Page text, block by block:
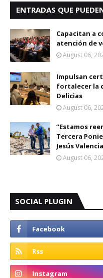
ENTRADAS QUE
Capacitan a
atención de
August 06,
Impulsan
fortalecer la
Delicias
August 06,
“Estamos
Tercera
Jesús
August 06,
SOCIAL PLUGIN